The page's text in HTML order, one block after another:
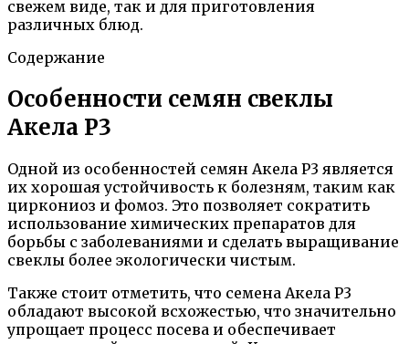
свежем виде, так и для приготовления
различных блюд.
Содержание
Особенности семян свеклы
Акела Р3
Одной из особенностей семян Акела Р3 является
их хорошая устойчивость к болезням, таким как
циркониоз и фомоз. Это позволяет сократить
использование химических препаратов для
борьбы с заболеваниями и сделать выращивание
свеклы более экологически чистым.
Также стоит отметить, что семена Акела Р3
обладают высокой всхожестью, что значительно
упрощает процесс посева и обеспечивает